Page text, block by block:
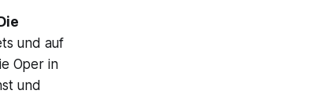
und auf
Oper in
und